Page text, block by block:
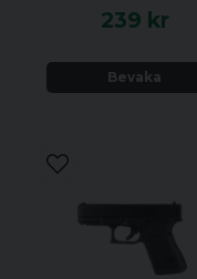
239 kr
Bevaka